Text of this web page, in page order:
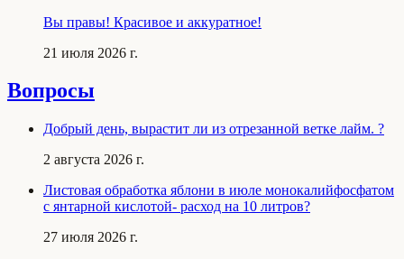
Вы правы! Красивое и аккуратное!
21 июля 2026 г.
Вопросы
Добрый день, вырастит ли из отрезанной ветке лайм. ?
2 августа 2026 г.
Листовая обработка яблони в июле монокалийфосфатом
с янтарной кислотой- расход на 10 литров?
27 июля 2026 г.